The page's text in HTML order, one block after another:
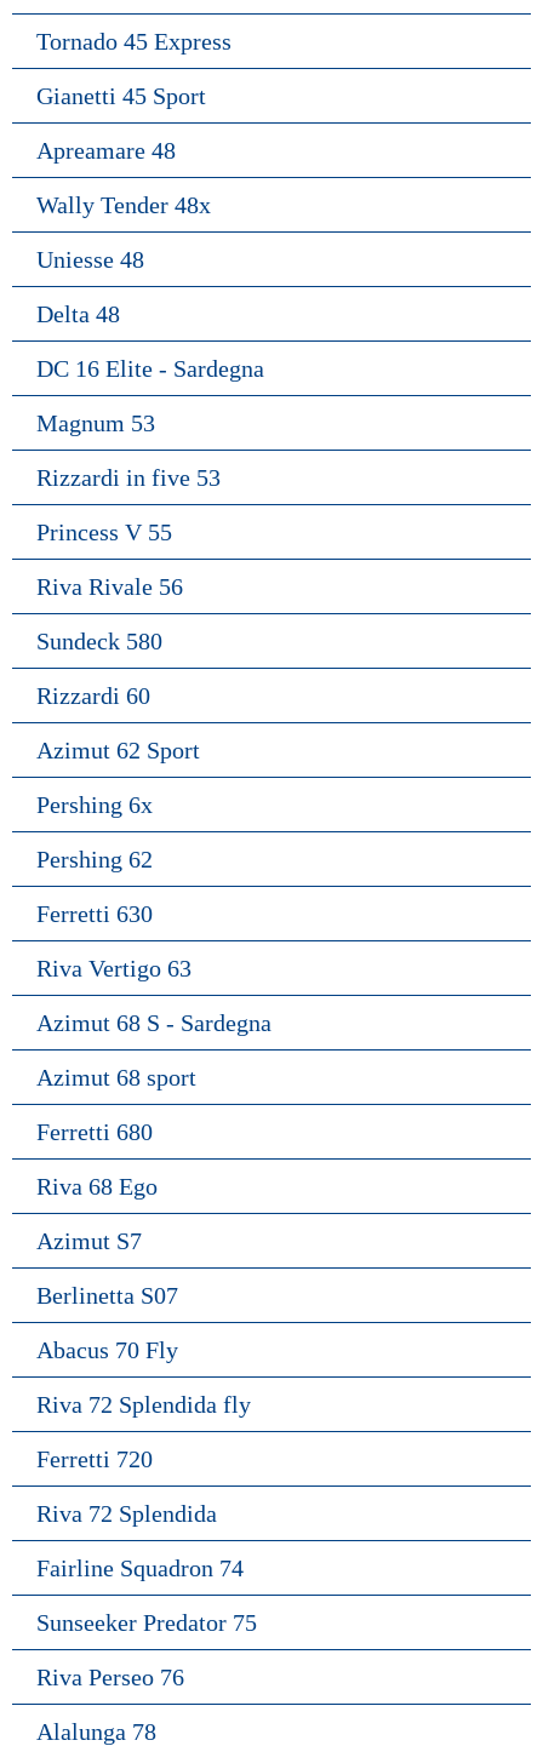
Tornado 45 Express
Gianetti 45 Sport
Apreamare 48
Wally Tender 48x
Uniesse 48
Delta 48
DC 16 Elite - Sardegna
Magnum 53
Rizzardi in five 53
Princess V 55
Riva Rivale 56
Sundeck 580
Rizzardi 60
Azimut 62 Sport
Pershing 6x
Pershing 62
Ferretti 630
Riva Vertigo 63
Azimut 68 S - Sardegna
Azimut 68 sport
Ferretti 680
Riva 68 Ego
Azimut S7
Berlinetta S07
Abacus 70 Fly
Riva 72 Splendida fly
Ferretti 720
Riva 72 Splendida
Fairline Squadron 74
Sunseeker Predator 75
Riva Perseo 76
Alalunga 78